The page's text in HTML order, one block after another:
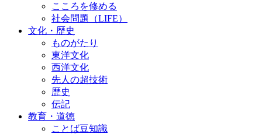
こころを修める
社会問題（LIFE）
文化・歴史
ものがたり
東洋文化
西洋文化
先人の超技術
歴史
伝記
教育・道徳
ことば豆知識